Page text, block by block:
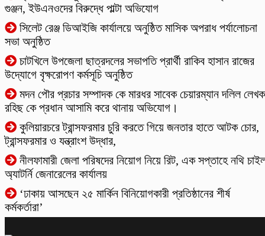
গুঞ্জন, ইউএনওদের বিরুদ্ধে পাল্টা অভিযোগ
‎সিলেট রেঞ্জ ডিআইজি কার্যালয়ে অনুষ্ঠিত মাসিক অপরাধ পর্যালোচনা
সভা অনুষ্ঠিত
চাটখিলে উপজেলা ছাত্রদলের সভাপতি প্রার্থী রাকিব হাসান রাজের
উদ্যোগে বৃক্ষরোপণ কর্মসূচি অনুষ্ঠিত
মদন পৌর প্রচার সম্পাদক কে মারধর সাবেক চেয়ারম্যান দলিল লেখক
রহিছ কে প্রধান আসামি করে থানায় অভিযোগ।
কুলিয়ারচরে ট্রান্সফরমার চুরি করতে গিয়ে জনতার হাতে আটক চোর,
ট্রান্সফরমার ও যন্ত্রাংশ উদ্ধার,
নীলফামারী জেলা পরিষদের নিয়োগ নিয়ে রিট, এক সপ্তাহে নথি
অ্যাটর্নি জেনারেলের কার্যালয়
‘ঢাকায় আসছেন ২৫ মার্কিন বিনিয়োগকারী প্রতিষ্ঠানের শীর্ষ
কর্মকর্তারা’